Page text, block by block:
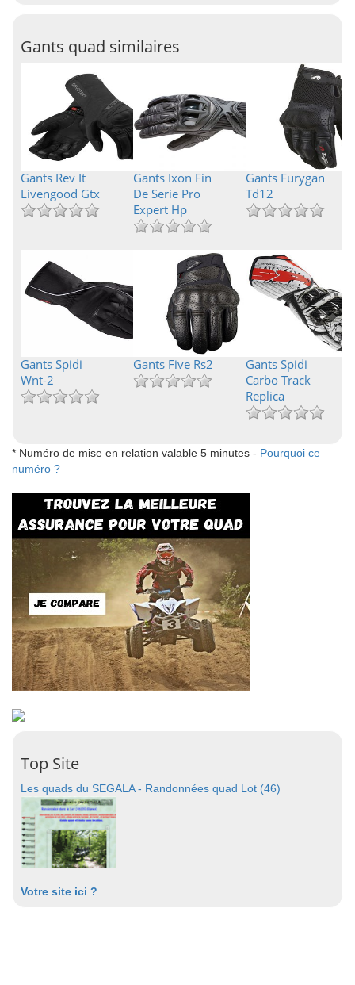
Gants quad similaires
Gants Rev It
Livengood Gtx
Gants Ixon Fin
De Serie Pro
Expert Hp
Gants Furygan
Td12
Gants Spidi
Wnt-2
Gants Five Rs2
Gants Spidi
Carbo Track
Replica
* Numéro de mise en relation valable 5 minutes - Pourquoi ce
numéro ?
Top Site
Les quads du SEGALA - Randonnées quad Lot (46)
Votre site ici ?